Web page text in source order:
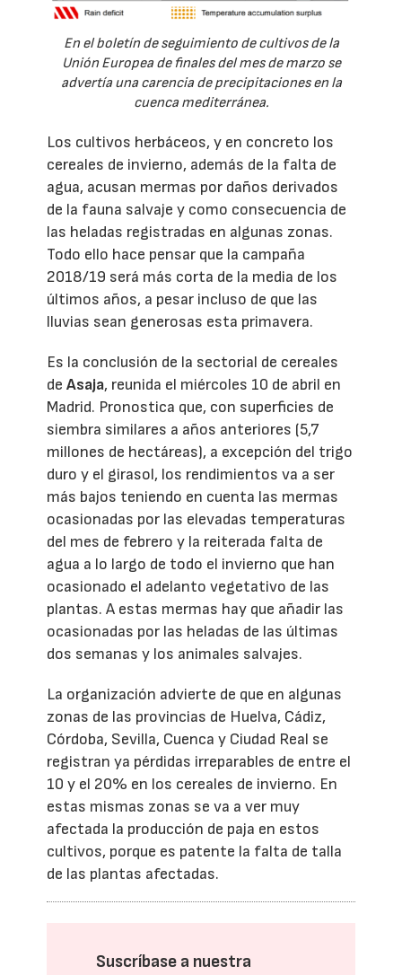
En el boletín de seguimiento de cultivos de la
Unión Europea de finales del mes de marzo se
advertía una carencia de precipitaciones en la
cuenca mediterránea.
Los cultivos herbáceos, y en concreto los
cereales de invierno, además de la falta de
agua, acusan mermas por daños derivados
de la fauna salvaje y como consecuencia de
las heladas registradas en algunas zonas.
Todo ello hace pensar que la campaña
2018/19 será más corta de la media de los
últimos años, a pesar incluso de que las
lluvias sean generosas esta primavera.
Es la conclusión de la sectorial de cereales
deAsaja, reunida el miércoles 10 de abril en
Madrid. Pronostica que, con superficies de
siembra similares a años anteriores (5,7
millones de hectáreas), a excepción del trigo
duro y el girasol, los rendimientos va a ser
más bajos teniendo en cuenta las mermas
ocasionadas por las elevadas temperaturas
del mes de febrero y la reiterada falta de
agua a lo largo de todo el invierno que han
ocasionado el adelanto vegetativo de las
plantas. A estas mermas hay que añadir las
ocasionadas por las heladas de las últimas
dos semanas y los animales salvajes.
La organización advierte de que en algunas
zonas de las provincias de Huelva, Cádiz,
Córdoba, Sevilla, Cuenca y Ciudad Real se
registran ya pérdidas irreparables de entre el
10 y el 20% en los cereales de invierno. En
estas mismas zonas se va a ver muy
afectada la producción de paja en estos
cultivos, porque es patente la falta de talla
de las plantas afectadas.
Suscríbase a nuestra